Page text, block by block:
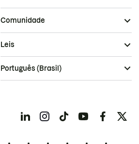
Comunidade
Leis
Português (Brasil)